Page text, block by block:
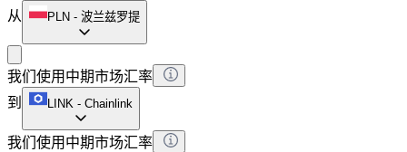
从
PLN - 波兰兹罗提
我们使用中期市场汇率
到
LINK - Chainlink
我们使用中期市场汇率